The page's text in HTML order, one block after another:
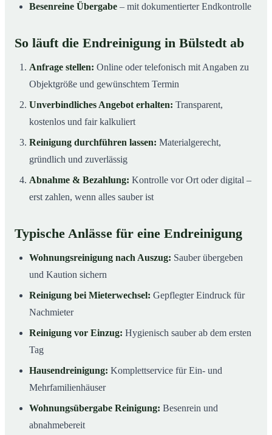
Besenreine Übergabe – mit dokumentierter Endkontrolle
So läuft die Endreinigung in Bülstedt ab
Anfrage stellen: Online oder telefonisch mit Angaben zu
Objektgröße und gewünschtem Termin
Unverbindliches Angebot erhalten: Transparent,
kostenlos und fair kalkuliert
Reinigung durchführen lassen: Materialgerecht,
gründlich und zuverlässig
Abnahme & Bezahlung: Kontrolle vor Ort oder digital –
erst zahlen, wenn alles sauber ist
Typische Anlässe für eine Endreinigung
Wohnungsreinigung nach Auszug: Sauber übergeben
und Kaution sichern
Reinigung bei Mieterwechsel: Gepflegter Eindruck für
Nachmieter
Reinigung vor Einzug: Hygienisch sauber ab dem ersten
Tag
Hausendreinigung: Komplettservice für Ein- und
Mehrfamilienhäuser
Wohnungsübergabe Reinigung: Besenrein und
abnahmebereit